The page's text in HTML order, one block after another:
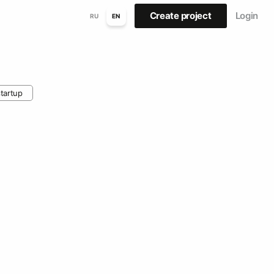
RU EN Create project Login